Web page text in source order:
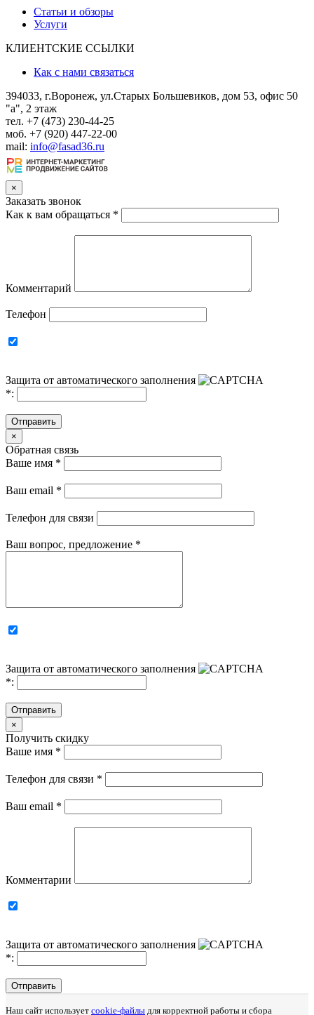
Статьи и обзоры
Услуги
КЛИЕНТСКИЕ ССЫЛКИ
Как с нами связаться
394033, г.Воронеж, ул.Старых Большевиков, дом 53, офис 50
"а", 2 этаж
тел. +7 (473) 230-44-25
моб. +7 (920) 447-22-00
mail: info@fasad36.ru
×
Заказать звонок
Как к вам обращаться *
Комментарий
Телефон
Защита от автоматического заполнения
*:
Отправить
×
Обратная связь
Ваше имя *
Ваш email *
Телефон для связи
Ваш вопрос, предложение *
Защита от автоматического заполнения
*:
Отправить
×
Получить скидку
Ваше имя *
Телефон для связи *
Ваш email *
Комментарии
Защита от автоматического заполнения
*:
Отправить
Наш сайт использует cookie-файлы для корректной работы и сбора